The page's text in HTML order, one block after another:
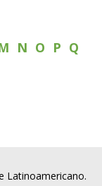
N O P Q
Latinoamericano.